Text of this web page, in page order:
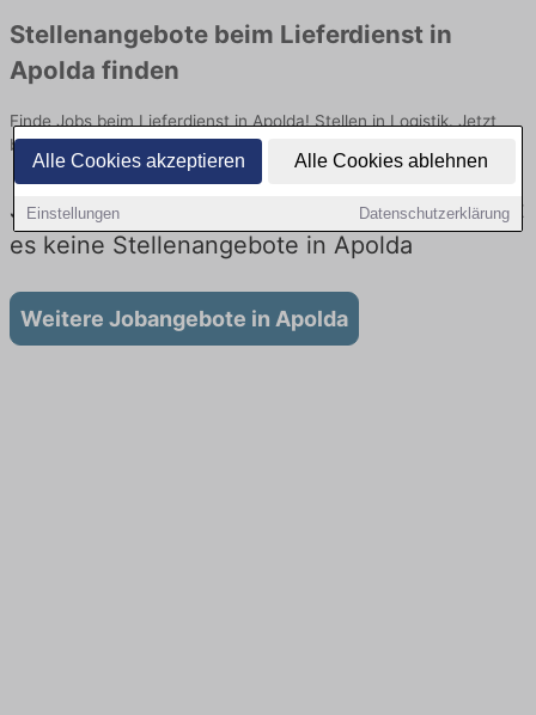
Alle Cookies akzeptieren Alle Cookies ablehnen
Einstellungen Datenschutzerklärung
Stellenangebote beim Lieferdienst in
Apolda finden
Finde Jobs beim Lieferdienst in Apolda! Stellen in Logistik. Jetzt
bewerben!
Jobs beim Lieferdienst in Apolda: Aktuell gibt
es keine Stellenangebote in Apolda
Weitere Jobangebote in Apolda